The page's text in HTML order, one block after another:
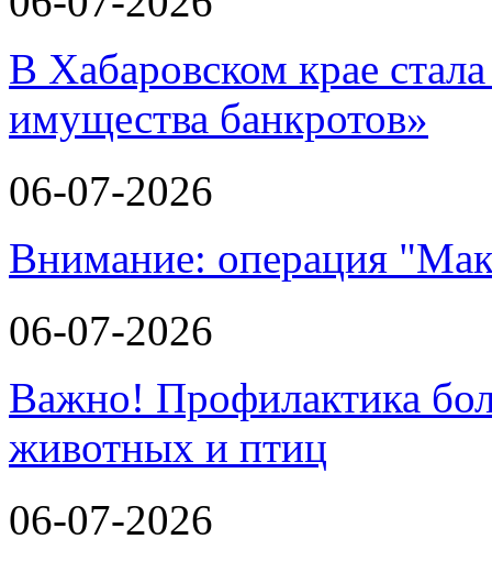
В Хабаровском крае
имущества банкротов»
06-07-2026
Внимание: операция
06-07-2026
Важно! Профилактика
животных и птиц
06-07-2026